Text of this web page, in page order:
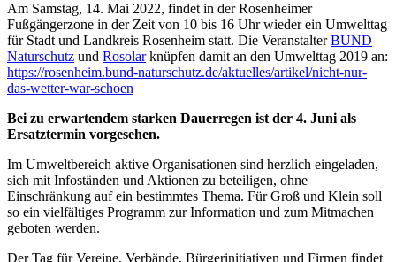
Am Samstag, 14. Mai 2022, findet in der Rosenheimer
Fußgängerzone in der Zeit von 10 bis 16 Uhr wieder ein Umwelttag
für Stadt und Landkreis Rosenheim statt. Die VeranstalterBUND
Naturschutz und Rosolarknüpfen damit an den Umwelttag 2019 an:
https://rosenheim.bund-naturschutz.de/aktuelles/artikel/nicht-nur-
das-wetter-war-schoen
Bei zu erwartendem starken Dauerregen ist der 4. Juni als
Ersatztermin vorgesehen.
Im Umweltbereich aktive Organisationen sind herzlich eingeladen,
sich mit Infoständen und Aktionen zu beteiligen, ohne
Einschränkung auf ein bestimmtes Thema. Für Groß und Klein soll
so ein vielfältiges Programm zur Information und zum Mitmachen
geboten werden.
Der Tag für Vereine, Verbände, Bürgerinitiativen und Firmen findet